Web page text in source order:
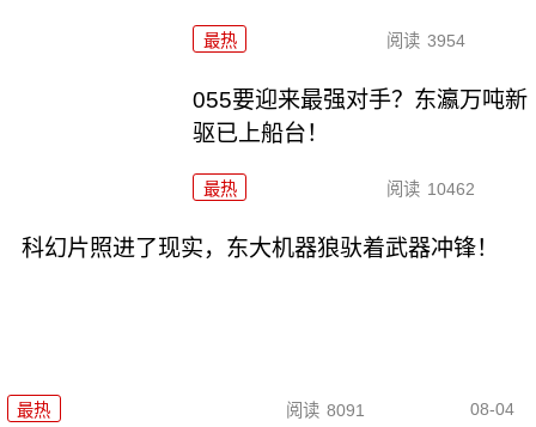
最热 阅读 3954
055要迎来最强对手？东瀛万吨新
驱已上船台！
最热 阅读 10462
科幻片照进了现实，东大机器狼驮着武器冲锋！
最热 阅读 8091 08-04